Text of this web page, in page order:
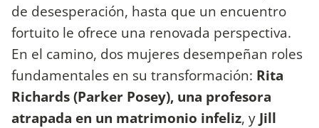
de desesperación, hasta que un encuentro
fortuito le ofrece una renovada perspectiva.
En el camino, dos mujeres desempeñan roles
fundamentales en su transformación: Rita
Richards (Parker Posey), una profesora
atrapada en un matrimonio infeliz, y Jill